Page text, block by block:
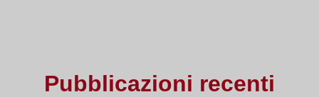
Pubblicazioni recenti